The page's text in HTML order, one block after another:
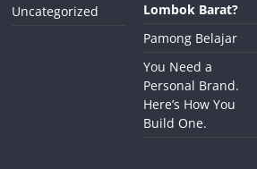
Uncategorized
Lombok Barat?
Pamong Belajar
You Need a
Personal Brand.
Here’s How You
Build One.